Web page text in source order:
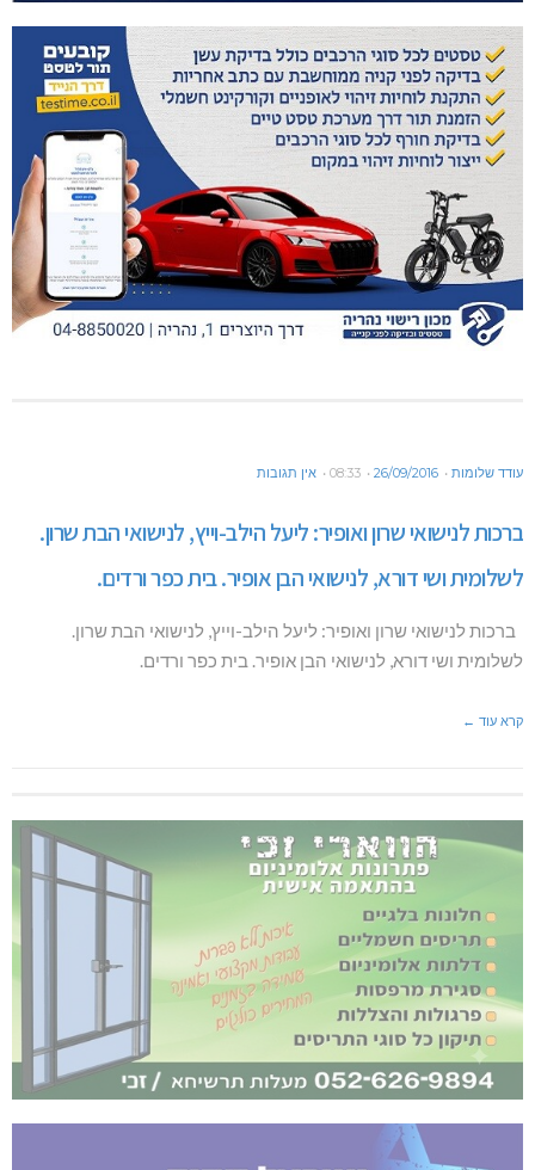
עודד שלומות 26/09/2016
08:33 אין תגובות
ברכות לנישואי שרון ואופיר: ליעל הילב-וייץ, לנישואי הבת שרון.
לשלומית ושי דורא, לנישואי הבן אופיר. בית כפר ורדים.
ברכות לנישואי שרון ואופיר: ליעל הילב-וייץ, לנישואי הבת שרון.
לשלומית ושי דורא, לנישואי הבן אופיר. בית כפר ורדים.
קרא עוד ←